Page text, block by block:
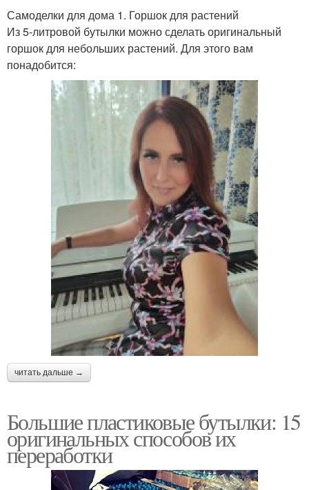
Самоделки для дома 1. Горшок для растений
Из 5-литровой бутылки можно сделать оригинальный
горшок для небольших растений. Для этого вам
понадобится:
читать дальше →
Большие пластиковые бутылки: 15
оригинальных способов их
переработки